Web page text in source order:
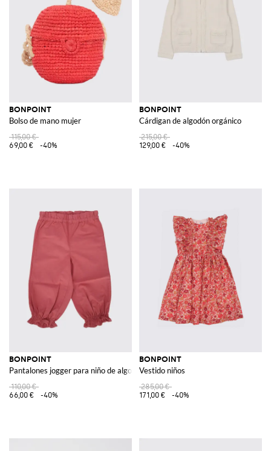
BONPOINT
Bolso de mano mujer
115,00 €
69,00 €
-40%
BONPOINT
Cárdigan de algodón orgánico
215,00 €
129,00 €
-40%
BONPOINT
Pantalones jogger para niño de algodón orgánico con bolsillos franceses
110,00 €
66,00 €
-40%
BONPOINT
Vestido niños
285,00 €
171,00 €
-40%